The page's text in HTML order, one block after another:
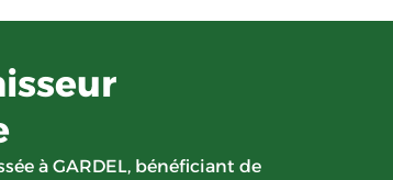
à GARDEL, bénéficiant de